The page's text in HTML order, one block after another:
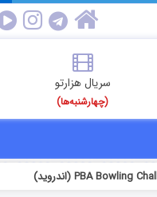
سریال هزارتو
(چهارشنبه‌ها)